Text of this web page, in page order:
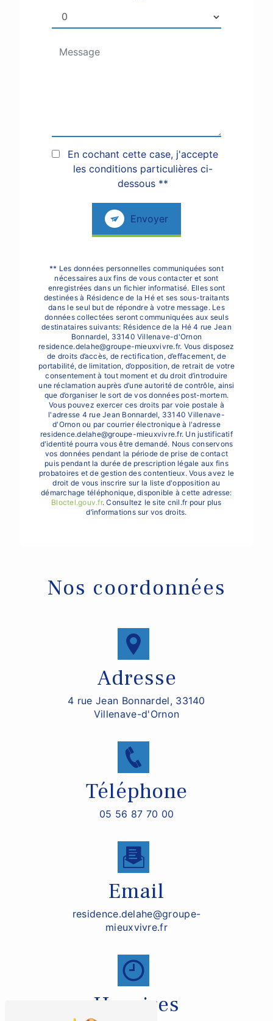
En cochant cette case, j'accepte
les conditions particulières ci-
dessous **
Envoyer
** Les données personnelles communiquées sont
nécessaires aux fins de vous contacter et sont
enregistrées dans un fichier informatisé. Elles sont
destinées à Résidence de la Hé et ses sous-traitants
dans le seul but de répondre à votre message. Les
données collectées seront communiquées aux seuls
destinataires suivants: Résidence de la Hé 4 rue Jean
Bonnardel, 33140 Villenave-d'Ornon
residence.delahe@groupe-mieuxvivre.fr. Vous disposez
de droits d’accès, de rectification, d’effacement, de
portabilité, de limitation, d’opposition, de retrait de votre
consentement à tout moment et du droit d’introduire
une réclamation auprès d’une autorité de contrôle, ainsi
que d’organiser le sort de vos données post-mortem.
Vous pouvez exercer ces droits par voie postale à
l'adresse 4 rue Jean Bonnardel, 33140 Villenave-
d'Ornon ou par courrier électronique à l'adresse
residence.delahe@groupe-mieuxvivre.fr. Un justificatif
d'identité pourra vous être demandé. Nous conservons
vos données pendant la période de prise de contact
puis pendant la durée de prescription légale aux fins
probatoires et de gestion des contentieux. Vous avez le
droit de vous inscrire sur la liste d'opposition au
démarchage téléphonique, disponible à cette adresse:
Bloctel.gouv.fr. Consultez le site cnil.fr pour plus
d’informations sur vos droits.
Nos coordonnées
Adresse
4 rue Jean Bonnardel, 33140
Villenave-d'Ornon
Téléphone
05 56 87 70 00
Email
residence.delahe@groupe-
mieuxvivre.fr
Horaires